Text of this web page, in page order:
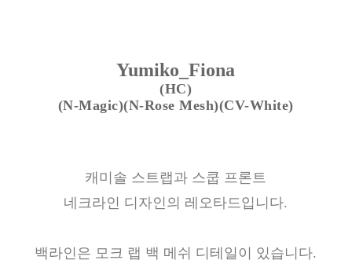
Yumiko_Fiona
(HC)
(N-Magic)(N-Rose Mesh)(CV-White)
캐미솔 스트랩과 스쿱 프론트
네크라인 디자인의 레오타드입니다.
백라인은 모크 랩 백 메쉬 디테일이 있습니다.